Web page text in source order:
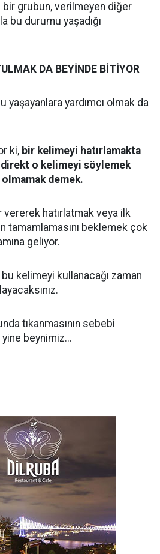
grubun, verilmeyen diğer
bu durumu yaşadığı
DA BEYİNDE BİTİYOR
yaşayanlara yardımcı olmak da
ki, bir kelimeyi hatırlamakta
o kelimeyi söylemek
olmamak demek.
vererek hatırlatmak veya ilk
tamamlamasını beklemek çok
geliyor.
kelimeyi kullanacağı zaman
tıkanmasının sebebi
beynimiz...